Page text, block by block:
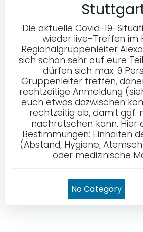
Die aktuelle Covid-19-
wieder live-Treffen im
Regionalgruppenleiter
sich schon sehr auf eure
dürfen sich max. 9
Gruppenleiter treffen,
rechtzeitige Anmeldung
euch etwas dazwischen
rechtzeitig ab, damit ggf.
nachrutschen kann. Hier
Bestimmungen: Einhalten
(Abstand, Hygiene,
oder medizinische
No Category